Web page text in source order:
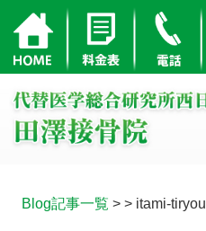
Blog記事一覧 > > itami-tiryou